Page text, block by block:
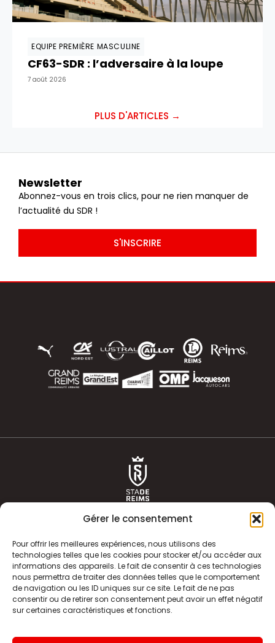
Gérer le consentement
Pour offrir les meilleures expériences, nous utilisons des
technologies telles que les cookies pour stocker et/ou accéder aux
informations des appareils. Le fait de consentir à ces technologies
nous permettra de traiter des données telles que le comportement
de navigation ou les ID uniques sur ce site. Le fait de ne pas
consentir ou de retirer son consentement peut avoir un effet négatif
sur certaines caractéristiques et fonctions.
EQUIPE PREMIÈRE MASCULINE
CF63-SDR : l’adversaire à la loupe
7 août 2026
PLUS D'ARTICLES →
Newsletter
Abonnez-vous en trois clics, pour ne rien manquer de
l’actualité du SDR !
S'INSCRIRE
ACTUALITÉS
CLUB
BOUTIQUE
HISTOIRE
ÉQUIPE PREMIERE
INFOS ET CONTACT